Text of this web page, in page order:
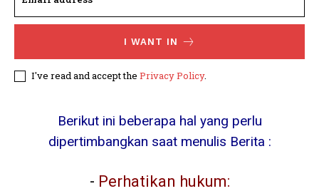
I WANT IN
I've read and accept the Privacy Policy.
Berikut ini beberapa hal yang perlu
dipertimbangkan saat menulis Berita :
- Perhatikan hukum: